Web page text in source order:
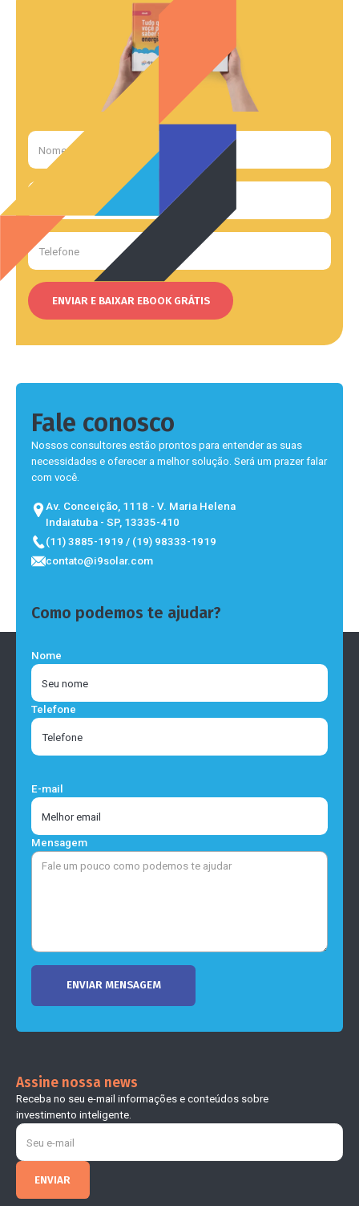
Fale conosco
Nossos consultores estão prontos para entender as suas
necessidades e oferecer a melhor solução. Será um prazer falar
com você.
Av. Conceição, 1118 - V. Maria Helena
Indaiatuba - SP, 13335-410
(11) 3885-1919 / (19) 98333-1919
contato@i9solar.com
Como podemos te ajudar?
Nome
Telefone
E-mail
Mensagem
Assine nossa news
Receba no seu e-mail informações e conteúdos sobre
investimento inteligente.